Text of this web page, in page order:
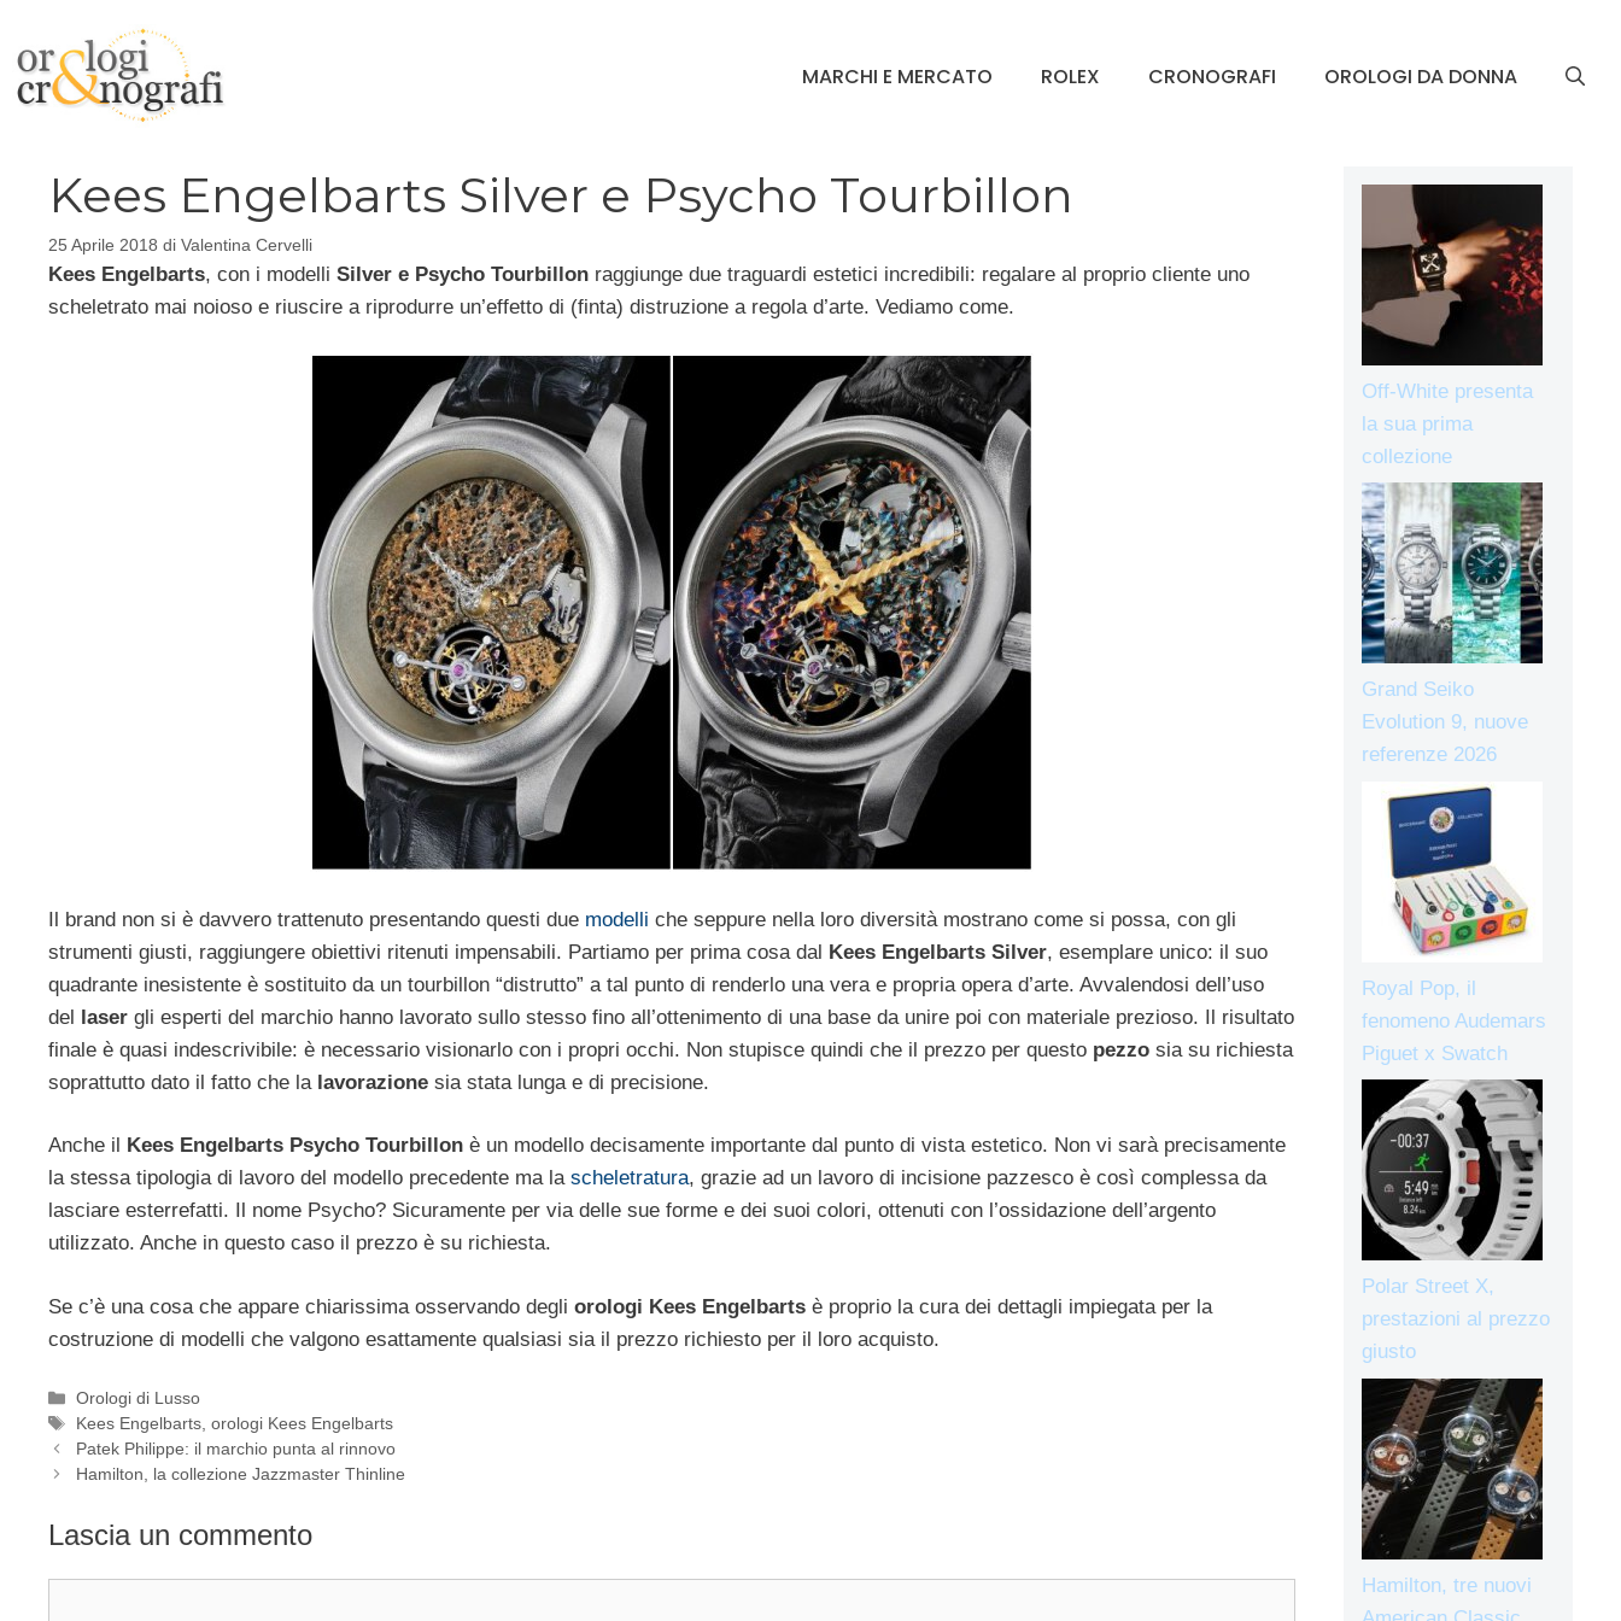
contenuto
MARCHI E MERCATO ROLEX CRONOGRAFI OROLOGI DA DONNA
Kees Engelbarts Silver e Psycho Tourbillon
25 Aprile 2018 di Valentina Cervelli
Kees Engelbarts, con i modelli Silver e Psycho Tourbillon raggiunge due traguardi estetici incredibili: regalare al proprio cliente uno
scheletrato mai noioso e riuscire a riprodurre un’effetto di (finta) distruzione a regola d’arte. Vediamo come.
Il brand non si è davvero trattenuto presentando questi due modelli che seppure nella loro diversità mostrano come si possa, con gli
strumenti giusti, raggiungere obiettivi ritenuti impensabili. Partiamo per prima cosa dal Kees Engelbarts Silver, esemplare unico: il suo
quadrante inesistente è sostituito da un tourbillon “distrutto” a tal punto di renderlo una vera e propria opera d’arte. Avvalendosi dell’uso
del laser gli esperti del marchio hanno lavorato sullo stesso fino all’ottenimento di una base da unire poi con materiale prezioso. Il risultato
finale è quasi indescrivibile: è necessario visionarlo con i propri occhi. Non stupisce quindi che il prezzo per questo pezzo sia su richiesta
soprattutto dato il fatto che la lavorazione sia stata lunga e di precisione.
Anche il Kees Engelbarts Psycho Tourbillon è un modello decisamente importante dal punto di vista estetico. Non vi sarà precisamente
la stessa tipologia di lavoro del modello precedente ma la scheletratura, grazie ad un lavoro di incisione pazzesco è così complessa da
lasciare esterrefatti. Il nome Psycho? Sicuramente per via delle sue forme e dei suoi colori, ottenuti con l’ossidazione dell’argento
utilizzato. Anche in questo caso il prezzo è su richiesta.
Se c’è una cosa che appare chiarissima osservando degli orologi Kees Engelbarts è proprio la cura dei dettagli impiegata per la
costruzione di modelli che valgono esattamente qualsiasi sia il prezzo richiesto per il loro acquisto.
Categorie
Orologi di Lusso
Tag
Kees Engelbarts,orologi Kees Engelbarts
Navigazione
articolo
Patek Philippe: il marchio punta al rinnovo
Hamilton, la collezione Jazzmaster Thinline
Lascia un commento
Off-White presenta
la sua prima
collezione
Grand Seiko
Evolution 9, nuove
referenze 2026
Royal Pop, il
fenomeno Audemars
Piguet x Swatch
Polar Street X,
prestazioni al prezzo
giusto
Hamilton, tre nuovi